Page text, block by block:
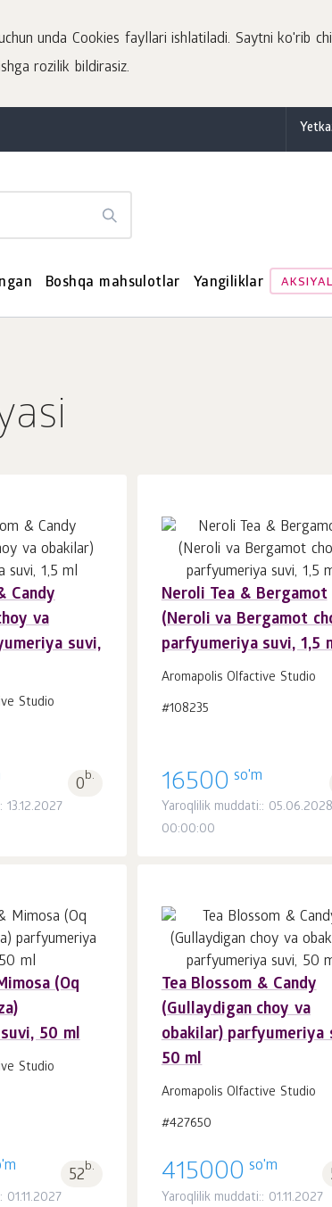
unda Cookies fayllari ishlatiladi. Saytni ko'rib
rozilik bildirasiz.
Boshqa mahsulotlar Yangiliklar
Candy
va
suvi,
Studio
0b.
dona.
Neroli Tea & Bergamot
(Neroli va Bergamot
parfyumeriya suvi, 1,5
Aromapolis Olfactive Studio
#108235
16500 so'm
Yaroqlilik muddati:: 05.06.2028
00:00:00
Savatchaga
1
dona.
(Oq
50 ml
Studio
52b.
Tea Blossom & Candy
(Gullaydigan choy va
obakilar) parfyumeriya
50 ml
Aromapolis Olfactive Studio
#427650
415000 so'm
Yaroqlilik muddati:: 01.11.2027
Savatchaga
1
dona.